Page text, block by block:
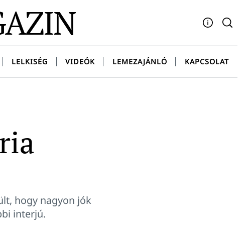
Facebook
YouTubeInstagram
TwitterSpotify
LELKISÉG VIDEÓK LEMEZAJÁNLÓ KAPCSOLAT
hogy nagyon jók
interjú.